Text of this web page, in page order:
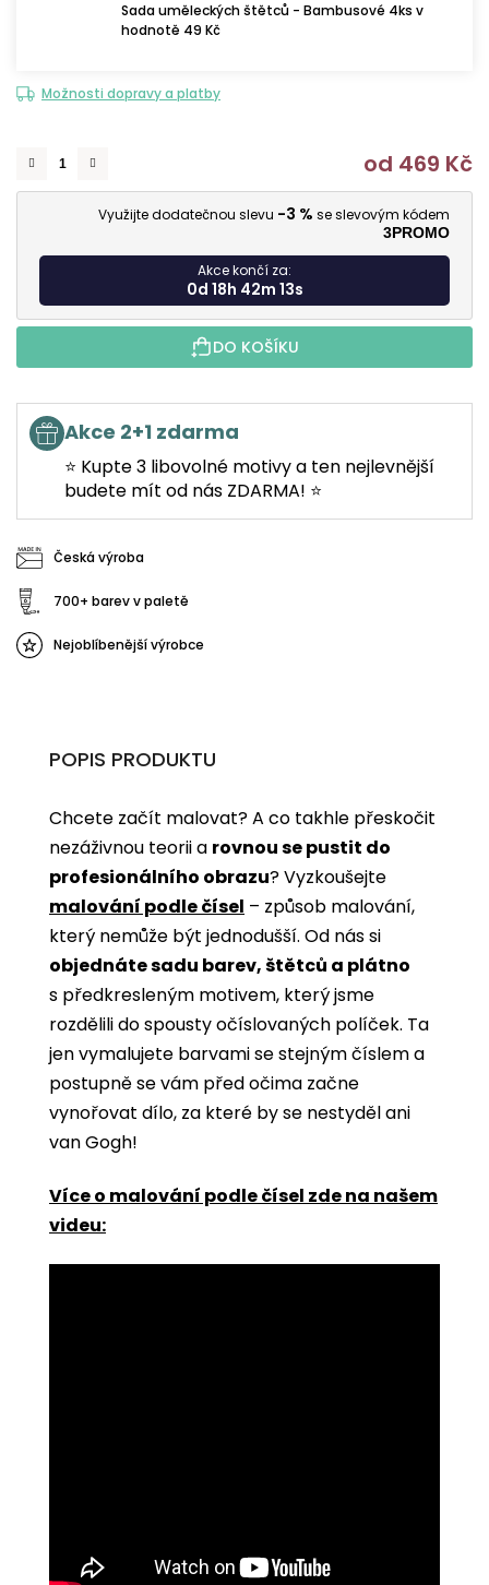
Sada uměleckých štětců - Bambusové 4ks v
hodnotě 49 Kč
Možnosti dopravy a platby
od 469 Kč
Využijte dodatečnou slevu -3 % se slevovým kódem
3PROMO
Akce končí za:
0d 18h 42m 12s
DO KOŠÍKU
Akce 2+1 zdarma
⭐ Kupte 3 libovolné motivy a ten nejlevnější
budete mít od nás ZDARMA! ⭐
Česká výroba
700+ barev v paletě
Nejoblíbenější výrobce
POPIS PRODUKTU
Chcete začít malovat? A co takhle přeskočit
nezáživnou teorii a rovnou se pustit do
profesionálního obrazu? Vyzkoušejte
malování podle čísel ­­– způsob malování,
který nemůže být jednodušší. Od nás si
objednáte sadu barev, štětců a plátno
s předkresleným motivem, který jsme
rozdělili do spousty očíslovaných políček. Ta
jen vymalujete barvami se stejným číslem a
postupně se vám před očima začne
vynořovat dílo, za které by se nestyděl ani
van Gogh!
Více o malování podle čísel zde na našem
videu: